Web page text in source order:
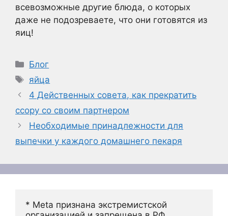
всевозможные другие блюда, о которых
даже не подозреваете, что они готовятся из
яиц!
Рубрики
Блог
Метки
яйца
4 Действенных совета, как прекратить
ссору со своим партнером
Необходимые принадлежности для
выпечки у каждого домашнего пекаря
* Meta признана экстремистской